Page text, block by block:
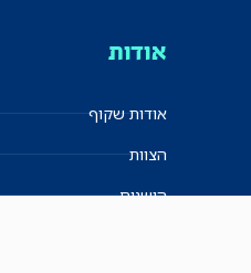
אודות
אודות שקוף
הצוות
הישגים